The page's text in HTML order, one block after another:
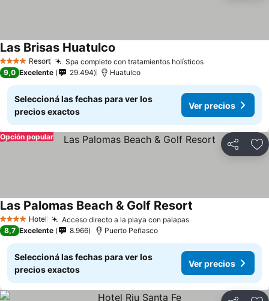
4 EstrellasResort Spa completo con tratamientos holísticos
Las Brisas Huatulco
9,0 Excelente 29.494 Huatulco
Seleccioná las fechas para ver los
precios exactos
Ver precios
Compartir
Opción popular
4 EstrellasHotel Acceso directo a la playa con palapas
Las Palomas Beach & Golf Resort
8,7 Excelente 8.966 Puerto Peñasco
Seleccioná las fechas para ver los
precios exactos
Ver precios